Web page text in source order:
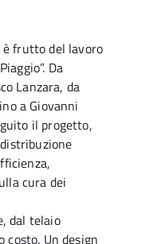
è frutto del lavoro
Da
Lanzara, da
a Giovanni
il progetto,
cura dei
dal telaio
costo. Un design